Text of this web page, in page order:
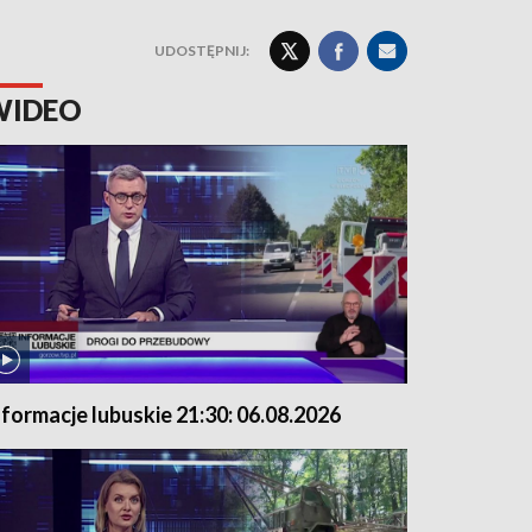
UDOSTĘPNIJ:
lubuskie 21:30: 06.08.2026